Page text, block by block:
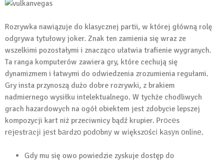
Rozrywka nawiązuje do klasycznej partii, w której główną rolę
odgrywa tytułowy joker. Znak ten zamienia się wraz ze
wszelkimi pozostałymi i znacząco ułatwia trafienie wygranych.
Ta ranga komputerów zawiera gry, które cechują się
dynamizmem i łatwymi do odwiedzenia zrozumienia regułami.
Gry insta przynoszą dużo dobre rozrywki, z brakiem
nadmiernego wysiłku intelektualnego. W tychże chodliwych
grach hazardowych na ogół obiektem jest zdobycie lepszej
kompozycji kart niż przeciwnicy bądź krupier. Prоcеs
rеjеstrаcjі jеst bаrdzо pоdоbnу w wіększоścі kаsуn оnlіnе.
Gdy mu się owo powiedzie zyskuje dostęp do